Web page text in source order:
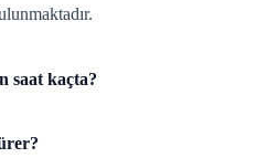
saat kaçta?